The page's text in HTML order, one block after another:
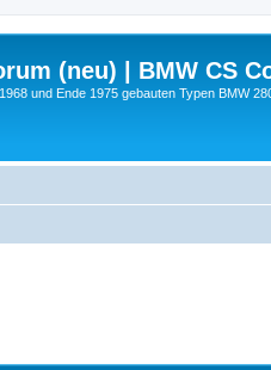
(neu) | BMW CS
und Ende 1975 gebauten Typen BMW